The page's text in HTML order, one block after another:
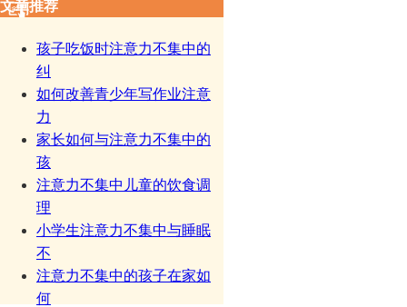
文章推荐
孩子吃饭时注意力不集中的
纠
如何改善青少年写作业注意
力
家长如何与注意力不集中的
孩
注意力不集中儿童的饮食调
理
小学生注意力不集中与睡眠
不
注意力不集中的孩子在家如
何